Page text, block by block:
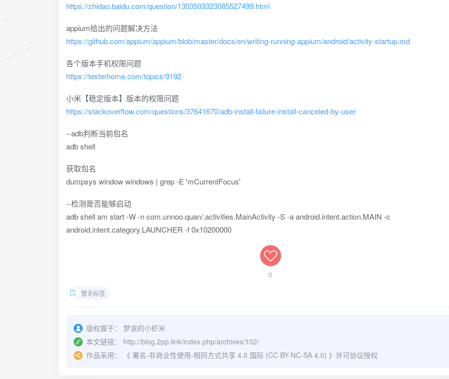
https://zhidao.baidu.com/question/1303503323085527499.html
appium给出的问题解决方法
https://github.com/appium/appium/blob/master/docs/en/writing-running-appium/android/activity-startup.md
各个版本手机权限问题
https://testerhome.com/topics/9192
小米【稳定版本】版本的权限问题
https://stackoverflow.com/questions/37641670/adb-install-failure-install-canceled-by-user
--adb判断当前包名
adb shell
获取包名
dumpsys window windows | grep -E 'mCurrentFocus'
--检测是否能够启动
adb shell am start -W -n com.unnoo.quan/.activities.MainActivity -S -a android.intent.action.MAIN -c
android.intent.category.LAUNCHER -f 0x10200000
0
暂无标签
版权属于：
梦浪的小虾米
本文链接：
http://blog.2pp.link/index.php/archives/102/
作品采用：
《 署名-非商业性使用-相同方式共享 4.0 国际 (CC BY-NC-SA 4.0) 》许可协议授权